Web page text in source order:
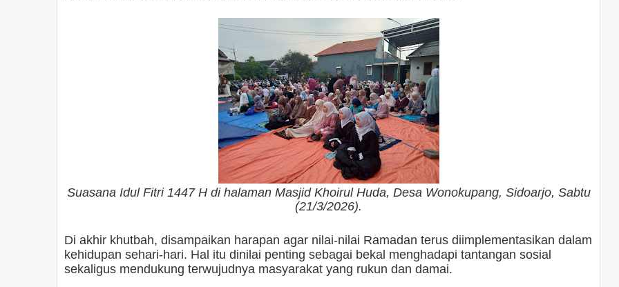
Suasana Idul Fitri 1447 H di halaman Masjid Khoirul Huda, Desa Wonokupang, Sidoarjo, Sabtu
(21/3/2026).
Di akhir khutbah, disampaikan harapan agar nilai-nilai Ramadan terus diimplementasikan dalam
kehidupan sehari-hari. Hal itu dinilai penting sebagai bekal menghadapi tantangan sosial
sekaligus mendukung terwujudnya masyarakat yang rukun dan damai.